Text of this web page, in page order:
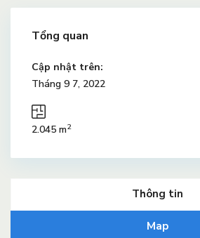
Tổng quan
Cập nhật trên:
Tháng 9 7, 2022
2.045 m2
Thông tin
Map